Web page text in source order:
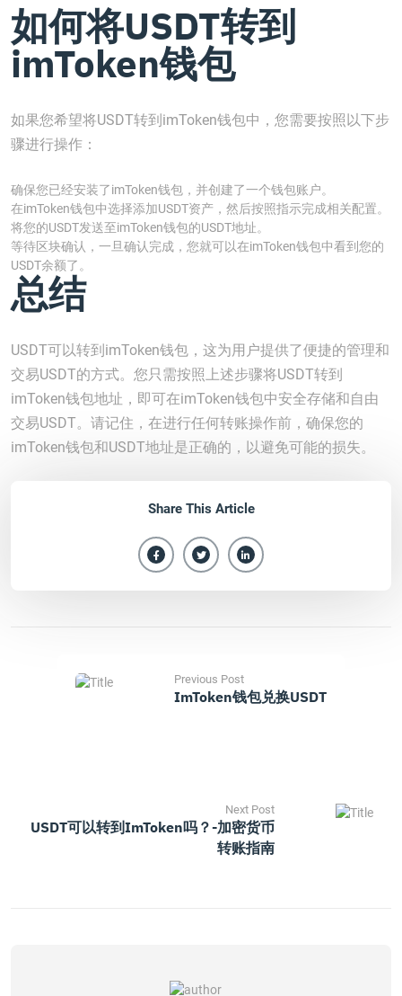
如何将USDT转到
imToken钱包
如果您希望将USDT转到imToken钱包中，您需要按照以下步
骤进行操作：
确保您已经安装了imToken钱包，并创建了一个钱包账户。
在imToken钱包中选择添加USDT资产，然后按照指示完成相关配置。
将您的USDT发送至imToken钱包的USDT地址。
等待区块确认，一旦确认完成，您就可以在imToken钱包中看到您的
USDT余额了。
总结
USDT可以转到imToken钱包，这为用户提供了便捷的管理和
交易USDT的方式。您只需按照上述步骤将USDT转到
imToken钱包地址，即可在imToken钱包中安全存储和自由
交易USDT。请记住，在进行任何转账操作前，确保您的
imToken钱包和USDT地址是正确的，以避免可能的损失。
Share This Article
Previous Post
ImToken钱包兑换USDT
Next Post
USDT可以转到imToken吗？-加密货币
转账指南